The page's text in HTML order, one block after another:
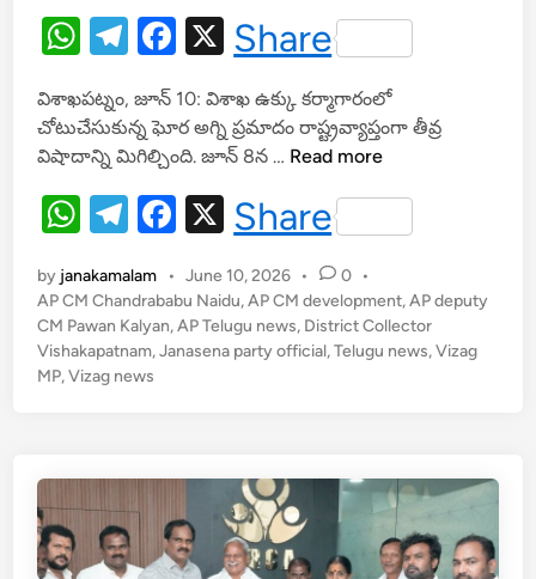
n
W
at
s
A
p
p
T
e
gr
a
m
F
c
e
b
o
o
k
X
Share
విశాఖపట్నం, జూన్ 10: విశాఖ ఉక్కు కర్మాగారంలో
చోటుచేసుకున్న ఘోర అగ్ని ప్రమాదం రాష్ట్రవ్యాప్తంగా తీవ్ర
విషాదాన్ని మిగిల్చింది. జూన్ 8న … వి
ఖ
స్టీ
ల్
ప్లాం
ట్
అ
:
బా
ధి
Read more
W
at
s
A
T
e
gr
a
F
c
e
b
k
X
Share
by janakamalam • June 10, 2026 • 0 •
AP CM Chandrababu Naidu,AP CM development,AP deputy
CM Pawan Kalyan,AP Telugu news, District Collector
Vishakapatnam,Janasena party official,Telugu news,Vizag
MP,Vizag news